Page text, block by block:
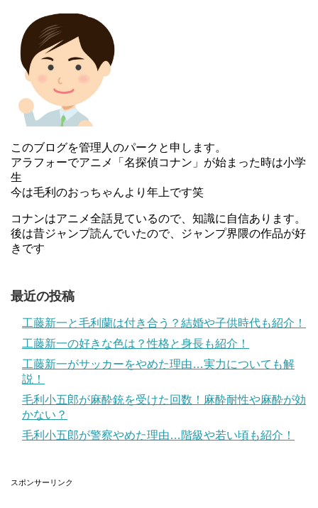
引用元講談社コミックプラス
２年から連載しており(ちなみに前述の『マンガ家さんとア
シスタントさんと２』の連載時期とかぶっています。)
作者の体調不良により２０１５年に別冊少年マガジンに移
その穴を埋める形で、若林稔弥先生の『徒然チルドレン』
が移籍連載されるようになりました。
惑!?顔や嫁の紹介、pixivのCMも公開！
広江礼威の顔は?病気,画力,結婚,嫁についても調査!
関連記事 許斐剛の嫁/結婚相手は?ナルシスト疑惑に年収,歌,作曲にディナー会徹底解明!!
ヒロユキの姉、恵広史のご紹介！！
『BLOODY MONDAY』『ACMA:GAME』などを手掛け恵
このブログを管理人のパークと申します。
アラフォーでアニメ「名探偵コナン」が始まった時は小学
生
今は毛利のおっちゃんより年上です笑
コナンはアニメ全話見ているので、知識に自信あります。
後は昔ジャンプ読んでいたので、ジャンプ界隈の作品が好
きです
最近の投稿
工藤新一と毛利蘭は付き合う？結婚や子供時代も紹介！
工藤新一の好きな色は？性格と身長も紹介！
工藤新一がサッカーをやめた理由…実力についても解
説！
毛利小五郎が麻酔銃を受けた回数！麻酔耐性や麻酔が効
かない？
毛利小五郎が警察やめた理由…階級や若い頃も紹介！
スポンサーリンク